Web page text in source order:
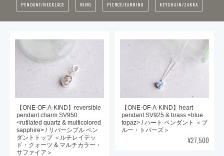
PENDANT/NECKLACE RING PIERCE/EARRING KEYCHAIN/ZAKKA
【ONE-OF-A-KIND】reversible
pendant charm SV950
<rutilated quartz & multicolored
sapphire> / リバーシブル ペン
ダントトップ ＜ルチレイテッ
ド・クォーツ & マルチカラー・
サファイア＞
【ONE-OF-A-KIND】heart
pendant SV925 & brass <blue
topaz> / ハート ペンダント ＜ブ
ルー・トパーズ＞
¥27,500